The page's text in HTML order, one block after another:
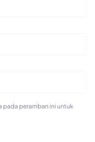
pada peramban ini untuk